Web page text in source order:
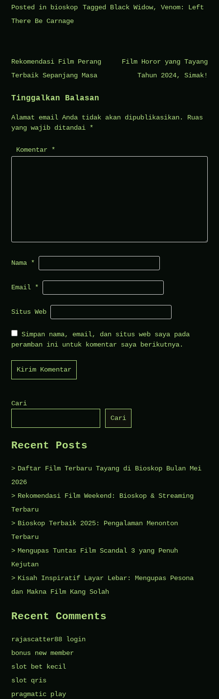
Posted in bioskop Tagged Black Widow, Venom: Left
There Be Carnage
Navigasi
pos
Rekomendasi Film Perang
Terbaik Sepanjang Masa
Film Horor yang Tayang
Tahun 2024, Simak!
Tinggalkan Balasan
Alamat email Anda tidak akan dipublikasikan.
Ruas
yang wajib ditandai *
Komentar *
Nama *
Email *
Situs Web
Simpan nama, email, dan situs web saya pada
peramban ini untuk komentar saya berikutnya.
Cari
Cari
Recent Posts
Daftar Film Terbaru Tayang di Bioskop Bulan Mei
2026
Rekomendasi Film Weekend: Bioskop & Streaming
Terbaru
Bioskop Terbaik 2025: Pengalaman Menonton
Terbaru
Mengupas Tuntas Film Scandal 3 yang Penuh
Kejutan
Kisah Inspiratif Layar Lebar: Mengupas Pesona
dan Makna Film Kang Solah
Recent Comments
rajascatter88 login
bonus new member
slot bet kecil
slot qris
pragmatic play